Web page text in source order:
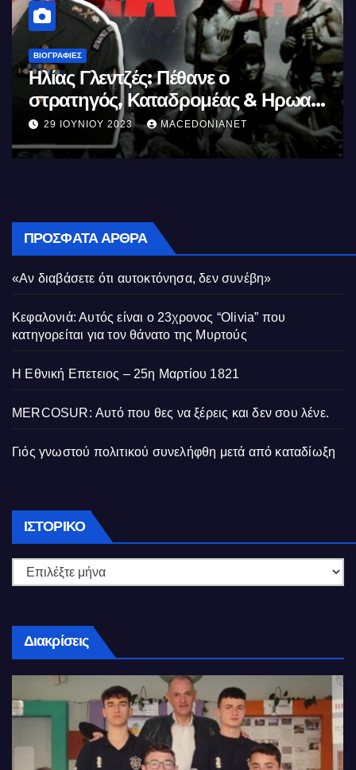
ΒΙΟΓΡΑΦΊΕΣ
Μέγας Αλέξανδρος: Ο μέγιστος των
Ελλήνων
11 ΙΟΥΝΊΟΥ 2023 MACEDONIANET
ΠΡΌΣΦΑΤΑ ΆΡΘΡΑ
«Αν διαβάσετε ότι αυτοκτόνησα, δεν συνέβη»
Κεφαλονιά: Αυτός είναι ο 23χρονος “Olivia” που
κατηγορείται για τον θάνατο της Μυρτούς
Η Εθνική Επετειος – 25η Μαρτίου 1821
MERCOSUR: Αυτό που θες να ξέρεις και δεν σου λένε.
Γιός γνωστού πολιτικού συνελήφθη μετά από καταδίωξη
ΙΣΤΟΡΙΚΌ Ιστορικό
Διακρίσεις